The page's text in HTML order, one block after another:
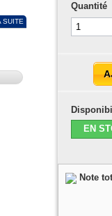
SUITE
Quantité
EN
Note